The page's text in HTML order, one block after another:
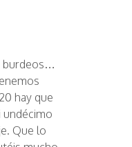
burdeos…
hay que
undécimo
Que lo